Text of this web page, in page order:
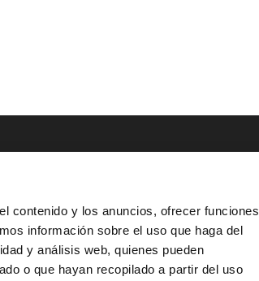
contenido y los anuncios, ofrecer funciones
información sobre el uso que haga del
y análisis web, quienes pueden
o que hayan recopilado a partir del uso
^ Aviso Legal
^ Política de Privacidad